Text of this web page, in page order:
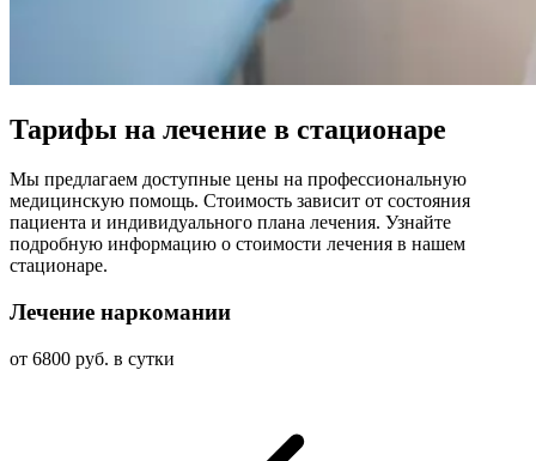
Тарифы на лечение в стационаре
Мы предлагаем доступные цены на профессиональную
медицинскую помощь. Стоимость зависит от состояния
пациента и индивидуального плана лечения. Узнайте
подробную информацию о стоимости лечения в нашем
стационаре.
Лечение наркомании
от 6800 руб. в сутки